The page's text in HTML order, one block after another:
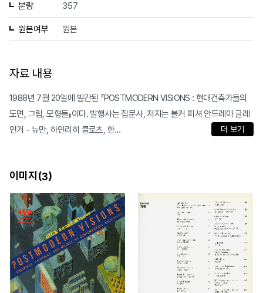
분량 357
원본여부 원본
자료 내용
1988년 7월 20일에 발간된 『POSTMODERN VISIONS : 현대건축가들의
도면, 그림, 모형들』이다. 발행사는 집문사, 저자는 볼커 피셔 안드레아 글레
인거 - 뉴만, 하인리히 클로츠, 한...
더 보기
이미지(3)